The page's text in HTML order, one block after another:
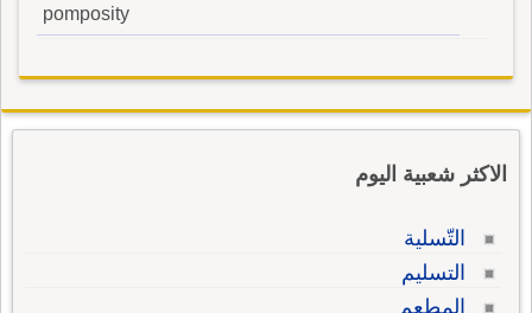
pomposity
الاكثر شعبية اليوم
التّسلية
التسليم
المطعم